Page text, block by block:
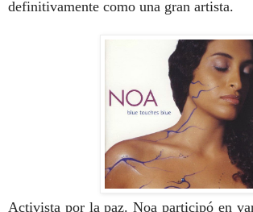
definitivamente como una gran artista.
Activista por la paz. Noa participó en